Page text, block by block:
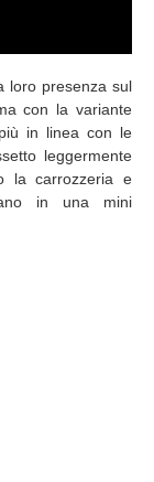
loro presenza sul
con la variante
in linea con le
leggermente
la carrozzeria e
in una mini